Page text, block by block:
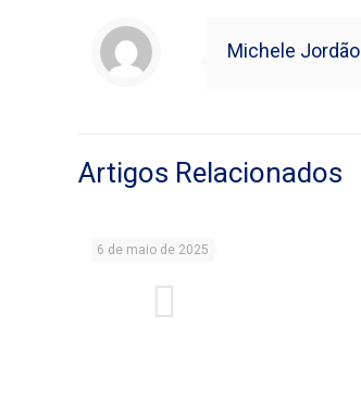
Michele Jordão
Artigos Relacionados
6 de maio de 2025